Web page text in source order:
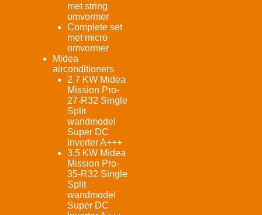
met string
omvormer
Complete set
met micro
omvormer
Midea
airconditioners
2.7 KW Midea
Mission Pro-
27-R32 Single
Split
wandmodel
Super DC
Inverter A+++
3.5 KW Midea
Mission Pro-
35-R32 Single
Split
wandmodel
Super DC